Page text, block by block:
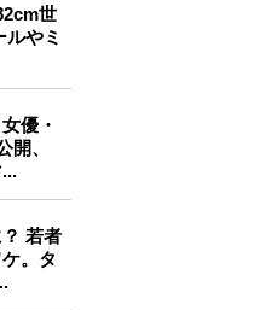
世
やミ
優・
開、
若者
。タ